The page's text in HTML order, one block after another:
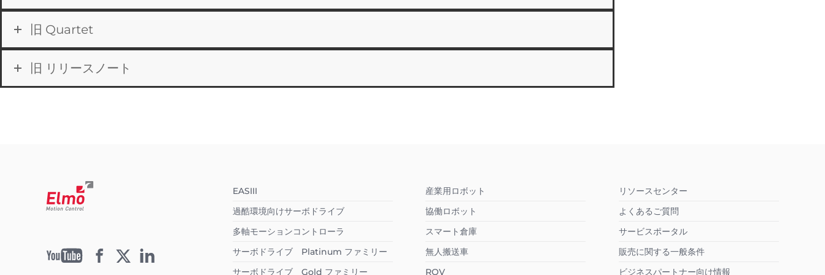
旧 Quartet
旧 リリースノート
EASIII
過酷環境向けサーボドライブ
多軸モーションコントローラ
サーボドライブ Platinum ファミリー
サーボドライブ Gold ファミリー
産業用ロボット
協働ロボット
スマート倉庫
無人搬送車
ROV
リソースセンター
よくあるご質問
サービスポータル
販売に関する一般条件
ビジネスパートナー向け情報